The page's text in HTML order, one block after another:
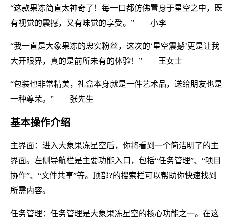
“这款果冻简直太神奇了！每一口都仿佛置身于星空之中，既
有视觉的震撼，又有味觉的享受。”——小李
“我一直是大象果冻的忠实粉丝，这次的‘星空震撼’更是让我
大开眼界，真的是前所未有的体验！”——王女士
“包装也非常精美，礼盒本身就是一件艺术品，送给朋友也是
一种尊荣。”——张先生
基本操作介绍
主界面：进入大象果冻星空后，你将看到一个简洁明了的主
界面。左侧导航栏是主要功能入口，包括“任务管理”、“项目
协作”、“文件共享”等。顶部?的搜索栏可以帮助你快速找到
所需内容。
任务管理：任务管理是大象果冻星空的核心功能之一。在这